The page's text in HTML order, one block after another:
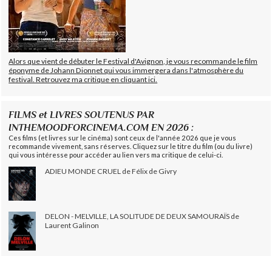
Alors que vient de débuter le Festival d'Avignon, je vous recommande le film
éponyme de Johann Dionnet qui vous immergera dans l'atmosphère du
festival. Retrouvez ma critique en cliquant ici.
FILMS et LIVRES SOUTENUS PAR
INTHEMOODFORCINEMA.COM EN 2026 :
Ces films (et livres sur le cinéma) sont ceux de l'année 2026 que je vous
recommande vivement, sans réserves. Cliquez sur le titre du film (ou du livre)
qui vous intéresse pour accéder au lien vers ma critique de celui-ci.
ADIEU MONDE CRUEL de Félix de Givry
DELON - MELVILLE, LA SOLITUDE DE DEUX SAMOURAÏS de
Laurent Galinon